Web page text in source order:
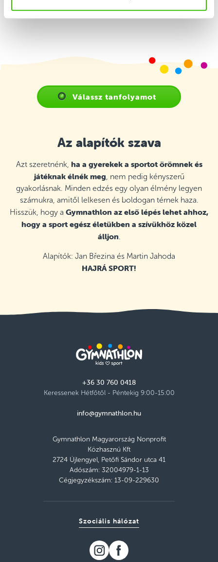
Válassz tanfolyamot
Az alapítók szava
Azt szeretnénk, ha a gyerekek a sportot örömnek és
játéknak élnék meg , nem pedig kényszerű
gyakorlásnak. Minden edzés egy olyan élmény legyen
számukra, amitől lelkesen és boldogan térnek haza.
Hisszük, hogy a Gymnathlon az első lépés lehet ahhoz,
hogy a sport egész életükben a szívükhöz közel
álljon.
Alapítók: Jan Březina és Martin Jahoda
HAJRÁ SPORT!
+36 30 760 0418
Keressenek Hétfőtől - Péntekig 9:00-15:00
info@gymnathlon.hu
Gymnathlon Magyarország Nonprofit
Közhasznú Kft
2724 Újlengyel, Petőfi Sándor utca 41
Adószám: 32004979-1-13
Cégjegyzékszám: 13-09-229630
Szociális hálózat